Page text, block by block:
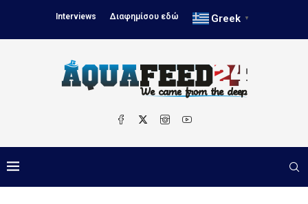
Interviews Διαφημίσου εδώ Greek ▼